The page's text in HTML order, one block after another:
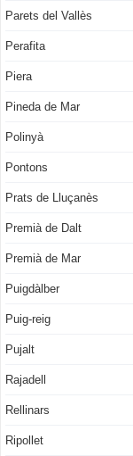
Parets del Vallès
Perafita
Piera
Pineda de Mar
Polinyà
Pontons
Prats de Lluçanès
Premià de Dalt
Premià de Mar
Puigdàlber
Puig-reig
Pujalt
Rajadell
Rellinars
Ripollet